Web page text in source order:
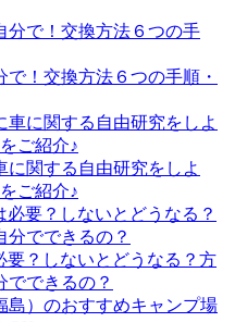
！交換方法６つの手順・
に関する自由研究をしよ
ご紹介♪
要？しないとどうなる？方
でできるの？